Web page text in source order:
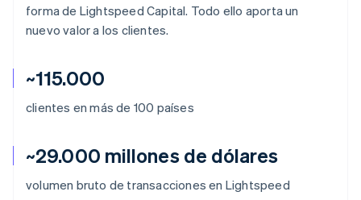
~115.000
clientes en más de 100 países
~29.000 millones de dólares
volumen bruto de transacciones en Lightspeed
forma de Lightspeed Capital. Todo ello aporta un
nuevo valor a los clientes.